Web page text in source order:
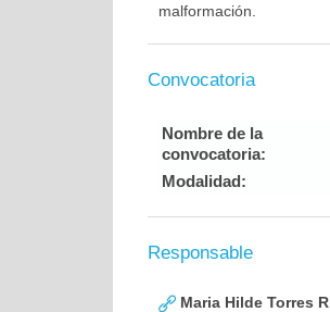
malformación.
Convocatoria
Nombre de la
convocatoria:
Modalidad:
Responsable
Maria Hilde Torres